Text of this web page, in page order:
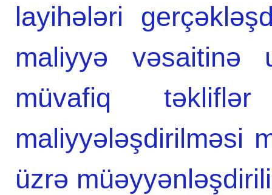
layihələri
maliyyə vəsaitinə
müvafiq
maliyyələşdirilməsi
üzrə